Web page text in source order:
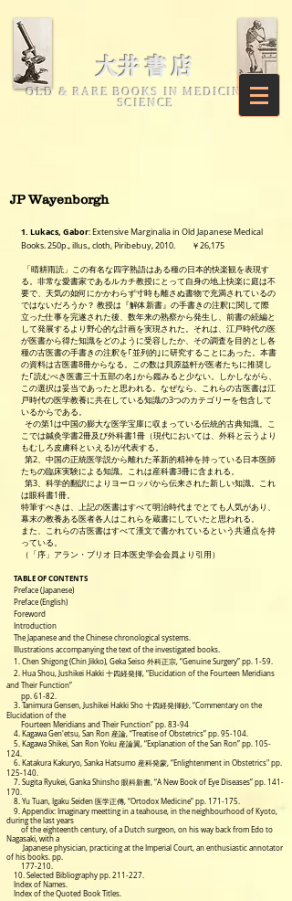
​大井書店
OLD & RARE BOOKS IN MEDICINE &
SCIENCE
JP Wayenborgh
1. Lukacs, Gabor: Extensive Marginalia in Old Japanese Medical
Books. 250p., illus., cloth, Piribebuy,2010. ￥26,175
「晴耕雨読」この有名な四字熟語はある種の日本的快楽観を表現す
る。非常な愛書家であるルカチ教授にとって自身の地上快楽に庭は不
要で、天気の如何にかかわらず寸時も離さぬ書物で充満されているの
ではないだろうか？ 教授は『解体新書』の手書きの注釈に関して際
立った仕事を完遂された後、数年来の熟察から発生し、前書の続編と
して発展するより野心的な計画を実現された。それは、江戸時代の医
が医書から得た知識をどのように受容したか、その調査を目的とし各
種の古医書の手書きの注釈を｢並列的｣に研究することにあった。本書
の資料は古医書8冊からなる。この数は貝原益軒が医者たちに推奨し
た｢読むべき医書三十五部の名｣から鑑みると少ない。しかしながら、
この選択は妥当であったと思われる。なぜなら、これらの古医書は江
戸時代の医学教養に共在している知識の3つのカテゴリーを包含して
いるからである。
その第1は中国の膨大な医学宝庫に収まっている伝統的古典知識。こ
こでは鍼灸学書2冊及び外科書1冊（現代においては、外科と云うより
もむしろ皮膚科といえる)が代表する。
第2、中国の正統医学説から離れた革新的精神を持っている日本医師
たちの臨床実験による知識。これは産科書3冊に含まれる。
第3、科学的翻訳によりヨーロッパから伝来された新しい知識。これ
は眼科書1冊。
特筆すべきは、上記の医書はすべて明治時代までとても人気があり、
幕末の教養ある医者各人はこれらを蔵書にしていたと思われる。
また、これらの古医書はすべて漢文で書かれているという共通点を持
っている。
（「序」アラン・ブリオ 日本医史学会会員より引用）
TABLE OF CONTENTS
Preface (Japanese)
Preface (English)
Foreword
Introduction
The Japanese and the Chinese chronological systems.
Illustrations accompanying the text of the investigated books.
1. Chen Shigong (Chin Jikko), Geka Seiso 外科正宗, “Genuine Surgery” pp. 1-59.
2. Hua Shou, Jushikei Hakki 十四経発揮, “Elucidation of the Fourteen Meridians
and Their Function”
pp. 61-82.
3. Tanimura Gensen, Jushikei Hakki Sho 十四経発揮鈔, “Commentary on the
Elucidation of the
Fourteen Meridians and Their Function” pp. 83-94
4. Kagawa Gen'etsu, San Ron 産論, “Treatise of Obstetrics” pp. 95-104.
5. Kagawa Shikei, San Ron Yoku 産論翼, “Explanation of the San Ron” pp. 105-
124.
6. Katakura Kakuryo, Sanka Hatsumo 産科発蒙, “Enlightenment in Obstetrics" pp.
125-140.
7. Sugita Ryukei, Ganka Shinsho 眼科新書, “A New Book of Eye Diseases” pp. 141-
170.
8. Yu Tuan, Igaku Seiden 医学正傳, “Ortodox Medicine” pp. 171-175.
9. Appendix: Imaginary meetting in a teahouse, in the neighbourhood of Kyoto,
during the last years
of the eighteenth century, of a Dutch surgeon, on his way back from Edo to
Nagasaki, with a
Japanese physician, practicing at the Imperial Court, an enthusiastic annotator
of his books. pp.
177-210.
10. Selected Bibliography pp. 211-227.
Index of Names.
Index of the Quoted Book Titles.